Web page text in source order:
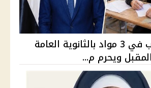
التعليم: الراسب في 3 مواد بالثانوية العامة
ويحرم م...